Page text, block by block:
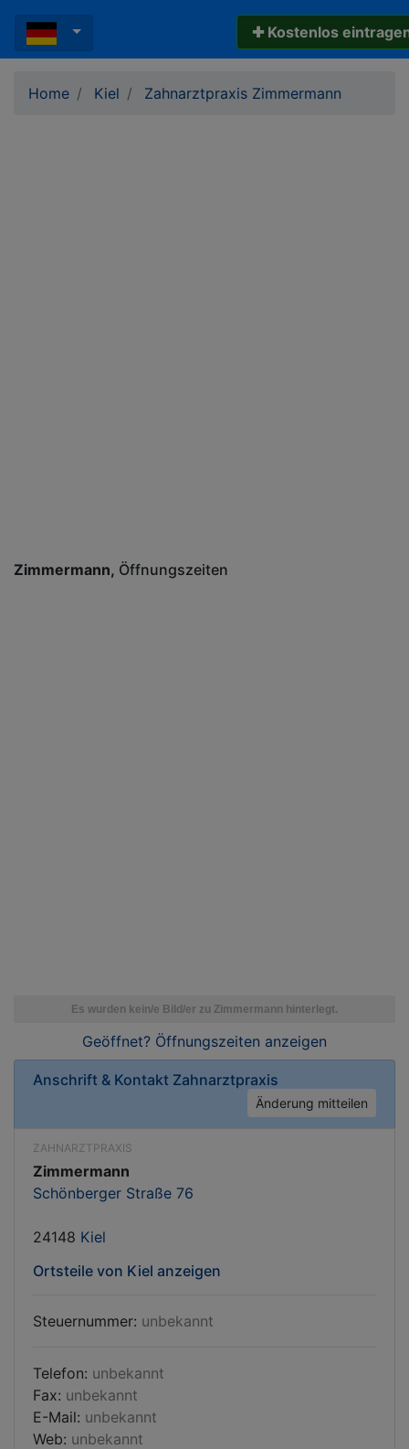
✚ Kostenlos
Home Kiel Zahnarztpraxis Zimmermann
Zimmermann Öffnungszeiten
Geöffnet? Öffnungszeiten anzeigen
Anschrift & Kontakt Zahnarztpraxis
Änderung mitteilen
ZAHNARZTPRAXIS
Zimmermann
Schönberger Straße 76
24148 Kiel
Ortsteile von Kiel anzeigen
Steuernummer: unbekannt
Telefon: unbekannt
Fax: unbekannt
E-Mail: unbekannt
Web: unbekannt